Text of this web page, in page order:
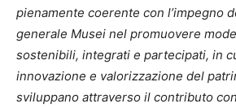
pienamente coerente con l’impegno
generale Musei nel promuovere
sostenibili, integrati e partecipati, in
innovazione e valorizzazione del
sviluppano attraverso il contributo